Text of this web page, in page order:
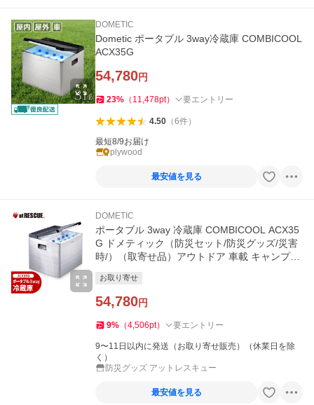
DOMETIC
Dometic ポータブル 3way冷蔵庫 COMBICOOL
ACX35G
54,780円
23% （ 11,478pt） 要エントリー
4.50（6件）
最短8/9お届け
plywood
最安値を見る
DOMETIC
ポータブル 3way 冷蔵庫 COMBICOOL ACX35
G ドメティック（防災セット/防災グッズ/災害
時/）（取寄せ品）アウトドア 車載 キャンプ
お取り寄せ
54,780円
9% （4,506pt） 要エントリー
9〜11日以内に発送（お取り寄せ販売）（休業日を除
く）
防災グッズ アットレスキュー
最安値を見る